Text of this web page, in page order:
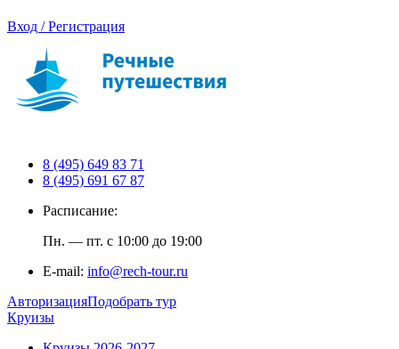
Вход / Регистрация
8 (495) 649 83 71
8 (495) 691 67 87
Расписание:
Пн. — пт. с 10:00 до 19:00
E-mail: info@rech-tour.ru
АвторизацияПодобрать тур
Круизы